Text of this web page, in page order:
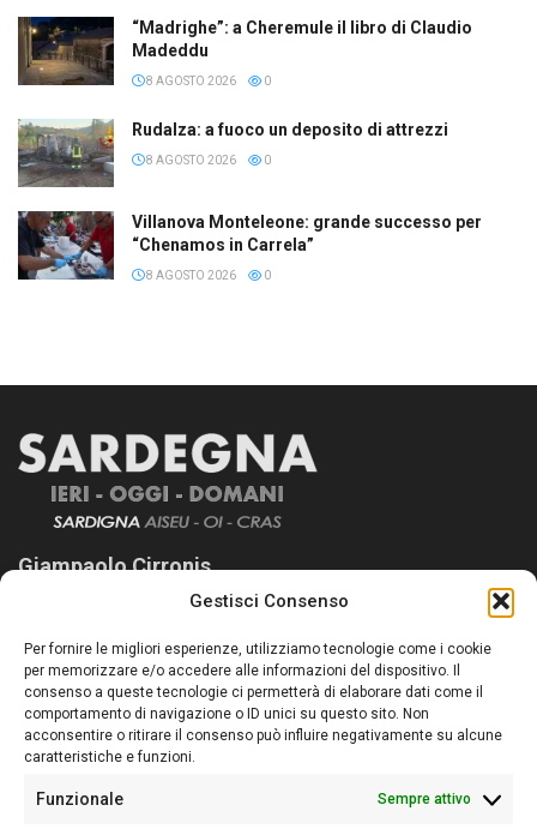
Gestisci Consenso
Per fornire le migliori esperienze, utilizziamo tecnologie come i cookie
per memorizzare e/o accedere alle informazioni del dispositivo. Il
consenso a queste tecnologie ci permetterà di elaborare dati come il
comportamento di navigazione o ID unici su questo sito. Non
acconsentire o ritirare il consenso può influire negativamente su alcune
caratteristiche e funzioni.
Funzionale Sempre attivo
“Madrighe”: a Cheremule il libro di Claudio
Madeddu
8 AGOSTO 2026 0
Rudalza: a fuoco un deposito di attrezzi
8 AGOSTO 2026 0
Villanova Monteleone: grande successo per
“Chenamos in Carrela”
8 AGOSTO 2026 0
Giampaolo Cirronis
Sardegna Ieri-Oggi-Domani nasce per informare “liberamente” i
lettori su quanto accade in Sardegna, con un occhio rivolto al
nostro passato e, soprattutto, al nostro futuro
Follow Us